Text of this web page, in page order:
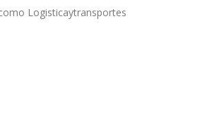
Logisticaytransportes